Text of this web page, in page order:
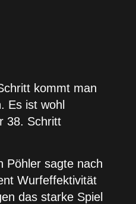
kommt man
Es ist wohl
38. Schritt
Pöhler sagte nach
Wurfeffektivität
das starke Spiel